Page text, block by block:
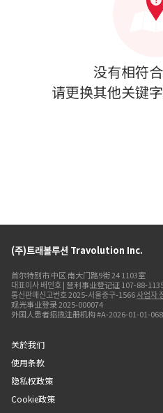
没有相符合
请更换其他关键
(주)트래볼루션 Travolution Inc.
首尔特别市 中区 南大门路9街 24 1103室
대표이사 배인호 | 营利事业登记证 107-88-
통신판매신고번호 2025-서울중구-1566사업자
观光事业登录 2025-000074
外国人患者招揽注册机构 #A-2026-01-01-
关於我们
使用条款
隐私权政策
Cookie政策